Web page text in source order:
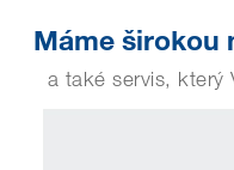
Máme širokou
a také servis, který